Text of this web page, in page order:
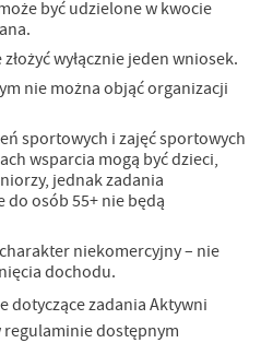
być udzielone w kwocie
wyłącznie jeden wniosek.
nie można objąć organizacji
sportowych i zajęć sportowych
wsparcia mogą być dzieci,
jednak zadania
do osób 55+ nie będą
niekomercyjny – nie
dochodu.
dotyczące zadania Aktywni
regulaminie dostępnym